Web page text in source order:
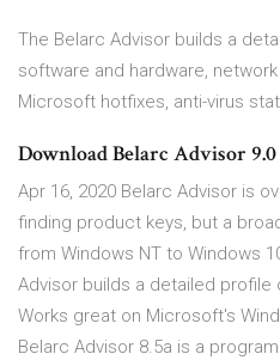
The Belarc Advisor builds a
software and hardware,
Microsoft hotfixes, anti-virus
Download Belarc Advisor
Apr 16, 2020 Belarc Advisor is
finding product keys, but a
from Windows NT to Windows
Advisor builds a detailed profile
Works great on Microsoft's
Belarc Advisor 8.5a is a